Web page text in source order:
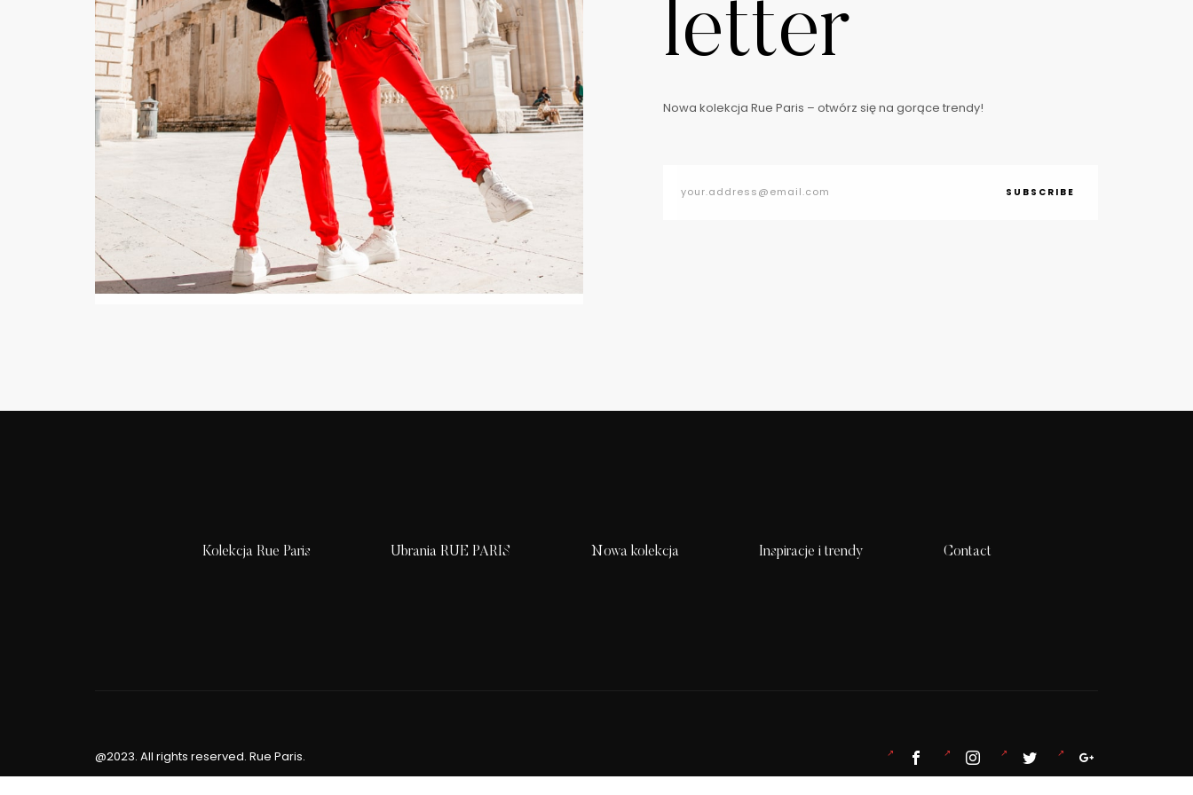
letter
Nowa kolekcja Rue Paris – otwórz się na gorące trendy!
SUBSCRIBE
Kolekcja Rue Paris Ubrania RUE PARIS Nowa kolekcja Inspiracje i trendy Contact
@2023. All rights reserved. Rue Paris.